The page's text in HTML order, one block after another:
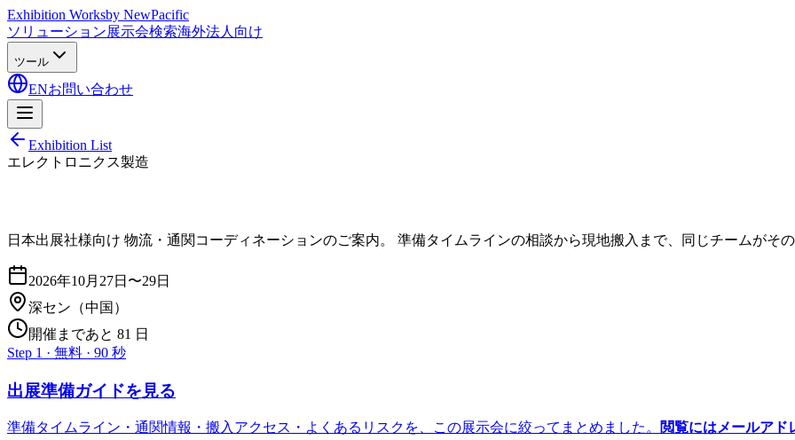
Exhibition Worksby NewPacific
ソリューション展示会検索海外法人向け
ツール
ENお問い合わせ
Exhibition List
エレクトロニクス製造
日本出展社様向け 物流・通関コーディネーションのご案内。 準備タイムラインの相談から現地搬入まで、同じチームがその
2026年10月27日〜29日
深セン （中国）
開催まであと 81 日
Step 1 · 無料 · 90 秒
出展準備ガイドを見る
準備タイムライン・通関情報・搬入アクセス・よくあるリスクを、この展示会に絞ってまとめました。 閲覧にはメールアド